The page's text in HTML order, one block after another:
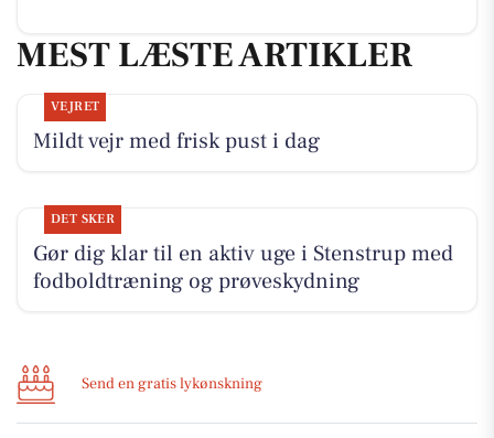
MEST LÆSTE ARTIKLER
VEJRET
Mildt vejr med frisk pust i dag
DET SKER
Gør dig klar til en aktiv uge i Stenstrup med
fodboldtræning og prøveskydning
Send en gratis lykønskning